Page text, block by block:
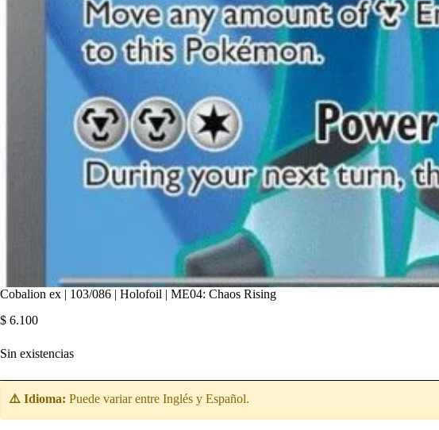
Cobalion ex | 103/086 | Holofoil | ME04: Chaos Rising
$ 6.100
Sin existencias
⚠️ Idioma: Puede variar entre Inglés y Español.